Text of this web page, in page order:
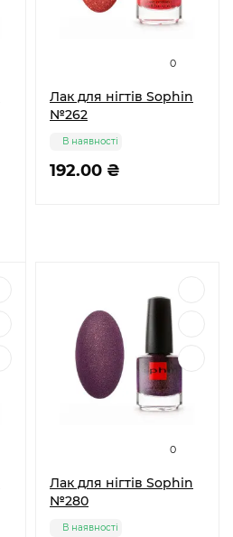
0
Лак для нігтів Sophin
№262
192.00 ₴
В наявності
0
Лак для нігтів Sophin
№280
В наявності